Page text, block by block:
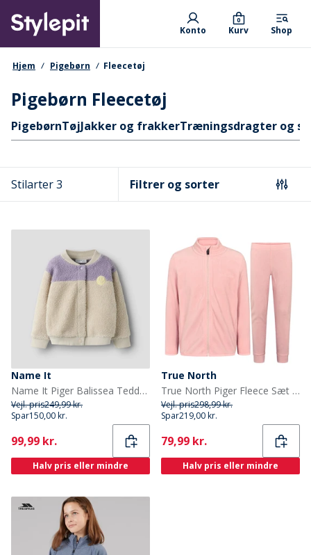
main
content
Primary departments
Konto Kurv
0
Shop
navigationssti
Hjem Pigebørn Fleecetøj
Pigebørn Fleecetøj
Hurtige links
PigebørnTøjJakker og frakkerTræningsdragter og
Stilarter 3 Filtrer og sorter
Name It
Name It Piger Balissea Teddy Fleece Pumice Stone
Vejl. pris249,99 kr.
Spar150,00 kr.
Current
99,99 kr.
Halv pris eller mindre
True North
True North Piger Fleece Sæt Pink
Vejl. pris298,99 kr.
Spar219,00 kr.
Current
79,99 kr.
Halv pris eller mindre